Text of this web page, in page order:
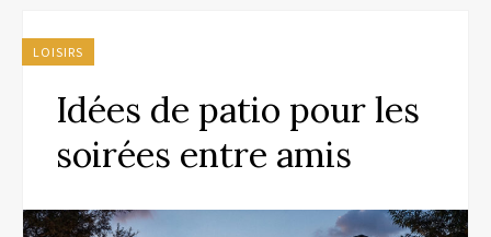
LOISIRS
Idées de patio pour les
soirées entre amis